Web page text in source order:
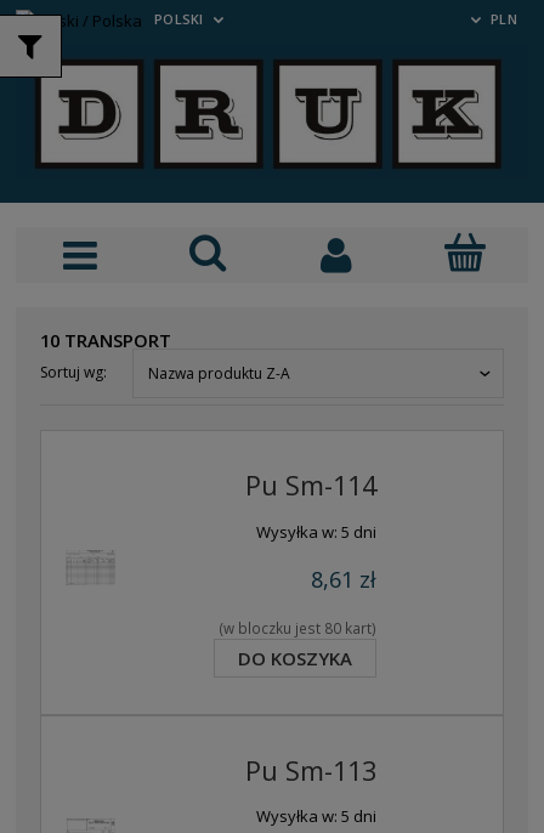
POLSKI PLN
10 TRANSPORT
Sortuj wg: Nazwa produktu Z-A
Pu Sm-114
Wysyłka w: 5 dni
8,61 zł
(w bloczku jest 80 kart)
DO KOSZYKA
Pu Sm-113
Wysyłka w: 5 dni